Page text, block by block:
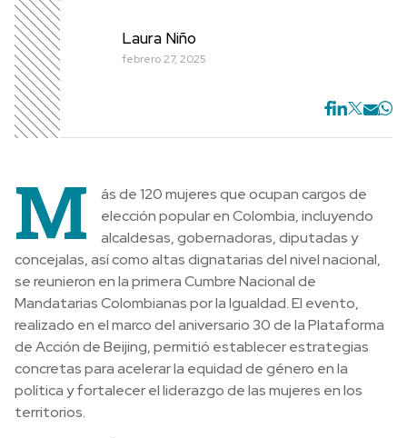
Laura Niño
febrero 27, 2025
M
ás de 120 mujeres que ocupan cargos de
elección popular en Colombia, incluyendo
alcaldesas, gobernadoras, diputadas y
concejalas, así como altas dignatarias del nivel nacional,
se reunieron en la primera Cumbre Nacional de
Mandatarias Colombianas por la Igualdad. El evento,
realizado en el marco del aniversario 30 de la Plataforma
de Acción de Beijing, permitió establecer estrategias
concretas para acelerar la equidad de género en la
política y fortalecer el liderazgo de las mujeres en los
territorios.